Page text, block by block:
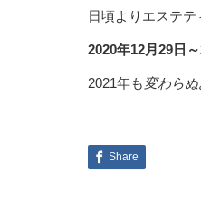
日頃よりエステ
2020年12月29日
2021年も 変わら
Share